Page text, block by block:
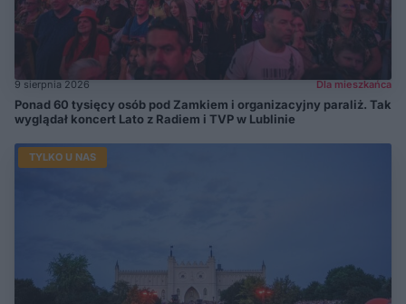
9 sierpnia 2026 Dla mieszkańca
Ponad 60 tysięcy osób pod Zamkiem i organizacyjny paraliż. Tak
wyglądał koncert Lato z Radiem i TVP w Lublinie
TYLKO U NAS